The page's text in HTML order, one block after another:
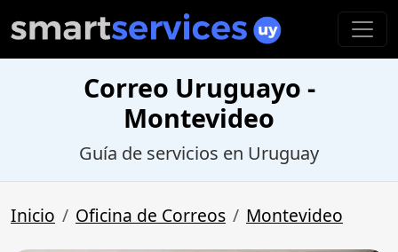
Correo Uruguayo -
Montevideo
Guía de servicios en Uruguay
Inicio Oficina de Correos Montevideo